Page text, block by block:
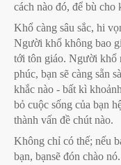
cách nào đó, để bù cho
Khổ càng sâu sắc, hi
Người khổ không bao
tới tôn giáo. Người khổ
phúc, bạn sẽ càng sẵn
khắc nào - bất kì
bỏ cuộc sống của bạn
thành vấn đề chút nào.
Không chỉ có thế; nếu
bạn, bạnsẽ đón chào